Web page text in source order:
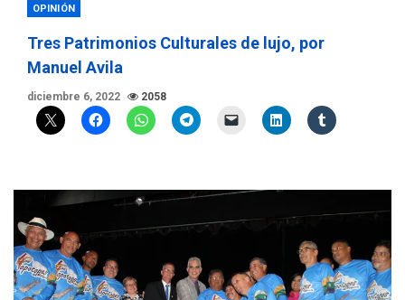
OPINIÓN
Tres Patrimonios Culturales de lujo, por
Manuel Avila
diciembre 6, 2022 2058